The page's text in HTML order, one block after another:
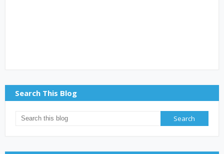
Search This Blog